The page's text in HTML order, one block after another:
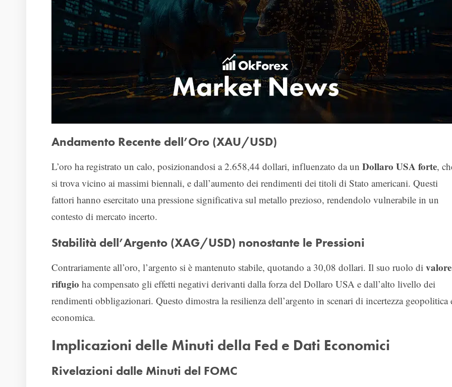
Andamento Recente dell’Oro (XAU/USD)
L’oro ha registrato un calo, posizionandosi a 2.658,44 dollari, influenzato da un Dollaro USA forte,
si trova vicino ai massimi biennali, e dall’aumento dei rendimenti dei titoli di Stato americani. Questi
fattori hanno esercitato una pressione significativa sul metallo prezioso, rendendolo vulnerabile in un
contesto di mercato incerto.
Stabilità dell’Argento (XAG/USD) nonostante le Pressioni
Contrariamente all’oro, l’argento si è mantenuto stabile, quotando a 30,08 dollari. Il suo ruolo di valore
rifugio ha compensato gli effetti negativi derivanti dalla forza del Dollaro USA e dall’alto livello dei
rendimenti obbligazionari. Questo dimostra la resilienza dell’argento in scenari di incertezza geopolitica
economica.
Implicazioni delle Minuti della Fed e Dati Economici
Rivelazioni dalle Minuti del FOMC